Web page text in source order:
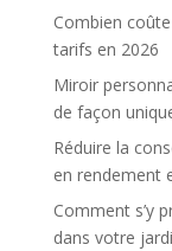
Combien
tarifs en 2026
Miroir
de façon
Réduire la
en rendement
Comment s’y
dans votre